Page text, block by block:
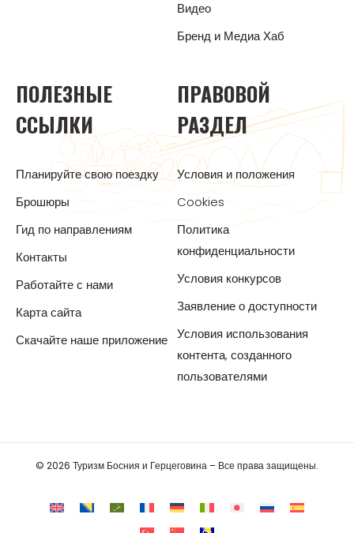
Видео
Бренд и Медиа Хаб
ПОЛЕЗНЫЕ
ССЫЛКИ
Планируйте свою поездку
Брошюры
Гид по направлениям
Контакты
Работайте с нами
Карта сайта
Скачайте наше приложение
ПРАВОВОЙ
РАЗДЕЛ
Условия и положения
Cookies
Политика
конфиденциальности
Условия конкурсов
Заявление о доступности
Условия использования
контента, созданного
пользователями
© 2026 Туризм Босния и Герцеговина – Все права защищены.